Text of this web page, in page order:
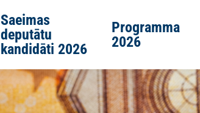
Saeimas
deputātu
kandidāti 2026
Programma
2026